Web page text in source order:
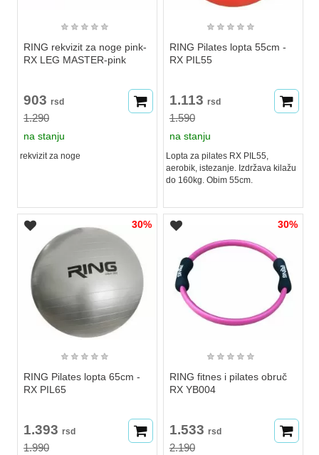
★ ★ ★ ★ ★
RING rekvizit za noge pink-
RX LEG MASTER-pink
903 rsd
1.290
na stanju
rekvizit za noge
★ ★ ★ ★ ★
RING Pilates lopta 55cm -
RX PIL55
1.113 rsd
1.590
na stanju
Lopta za pilates RX PIL55,
aerobik, istezanje. Izdržava kilažu
do 160kg. Obim 55cm.
30%
★ ★ ★ ★ ★
RING Pilates lopta 65cm -
RX PIL65
1.393 rsd
1.990
30%
★ ★ ★ ★ ★
RING fitnes i pilates obruč
RX YB004
1.533 rsd
2.190